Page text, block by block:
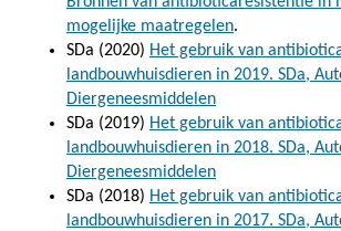
mogelijke maatregelen.
SDa (2020) Het gebruik van
landbouwhuisdieren in 2019. SDa,
Diergeneesmiddelen
SDa (2019) Het gebruik van
landbouwhuisdieren in 2018. SDa,
Diergeneesmiddelen
SDa (2018) Het gebruik van
landbouwhuisdieren in 2017. SDa,